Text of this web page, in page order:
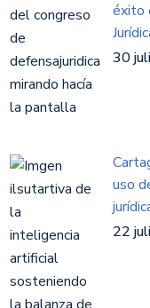
éxito
30
uso
22